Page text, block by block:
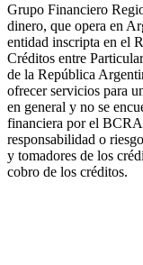
Grupo Financiero
dinero, que opera en
entidad inscripta en el
Créditos entre
de la República
ofrecer servicios para
en general y no se
financiera por el
responsabilidad o
y tomadores de los
cobro de los créditos.